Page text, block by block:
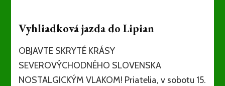
Vyhliadková jazda do Lipian
OBJAVTE SKRYTÉ KRÁSY
SEVEROVÝCHODNÉHO SLOVENSKA
NOSTALGICKÝM VLAKOM! Priatelia, v sobotu 15.